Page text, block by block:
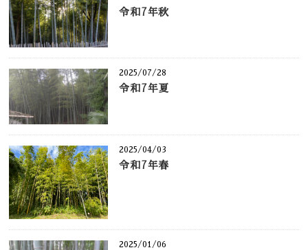
令和7年秋
2025/07/28
令和7年夏
2025/04/03
令和7年春
2025/01/06